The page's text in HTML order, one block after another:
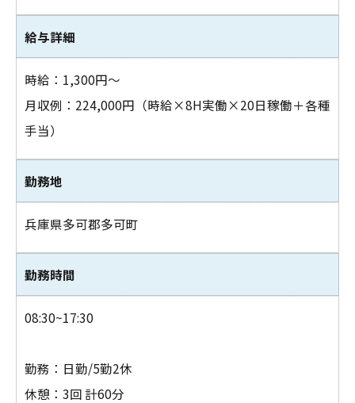
給与詳細
時給：1,300円～
月収例：224,000円（時給×8H実働×20日稼働＋各種
手当）
勤務地
兵庫県多可郡多可町
勤務時間
08:30~17:30
勤務：日勤/5勤2休
休憩：3回 計60分